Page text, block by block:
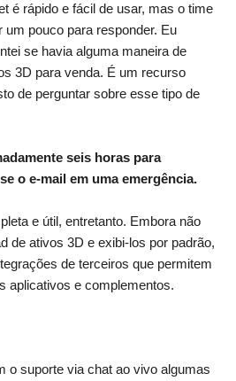
é rápido e fácil de usar, mas o time
um pouco para responder. Eu
se havia alguma maneira de
3D para venda. É um recurso
de perguntar sobre esse tipo de
seis horas para
o e-mail em uma emergência.
e útil, entretanto. Embora não
de ativos 3D e exibi-los por padrão,
de terceiros que permitem
aplicativos e complementos.
o suporte via chat ao vivo algumas